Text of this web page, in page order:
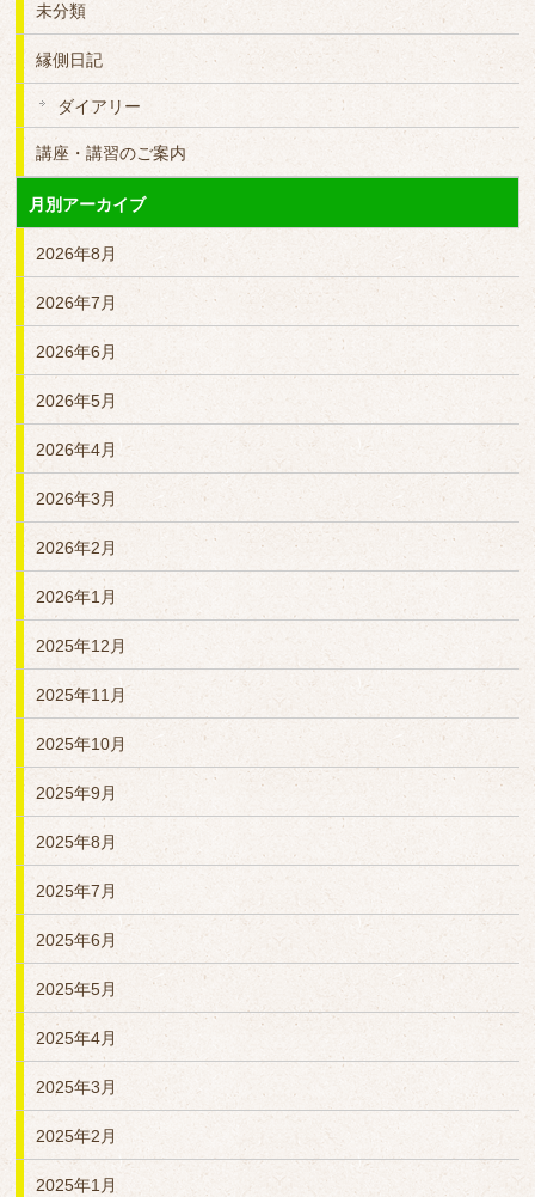
未分類
縁側日記
ダイアリー
講座・講習のご案内
月別アーカイブ
2026年8月
2026年7月
2026年6月
2026年5月
2026年4月
2026年3月
2026年2月
2026年1月
2025年12月
2025年11月
2025年10月
2025年9月
2025年8月
2025年7月
2025年6月
2025年5月
2025年4月
2025年3月
2025年2月
2025年1月